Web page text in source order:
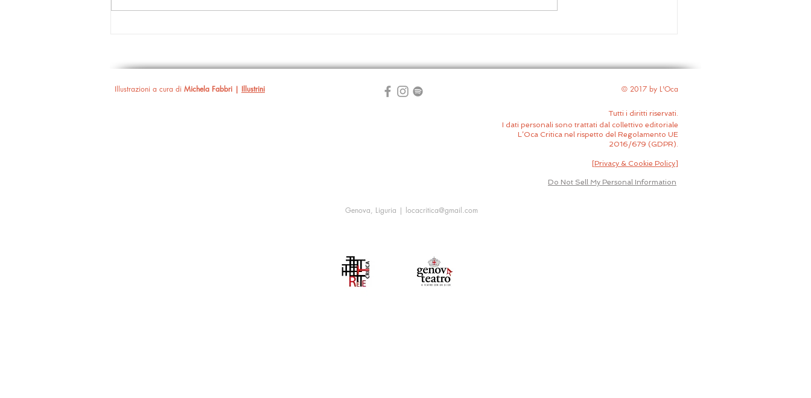
Illustrazioni a cura di Michela Fabbri | Illustrini © 2017 by L'Oca
Tutti i diritti riservati.
I dati personali sono trattati dal collettivo editoriale
L’Oca Critica nel rispetto del Regolamento UE
2016/679 (GDPR).
[Privacy & Cookie Policy]
Do Not Sell My Personal Information
Genova, Liguria | locacritica@gmail.com